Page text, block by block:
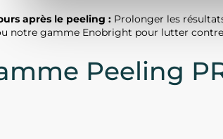
après le peeling : Prolonger les
notre gamme Enobright pour lutter contre
Peeling